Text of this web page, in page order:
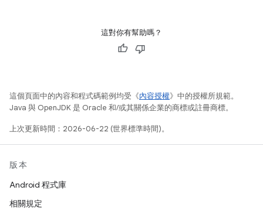
這對你有幫助嗎？
這個頁面中的內容和程式碼範例均受《內容授權》中的授權所規範。
Java 與 OpenJDK 是 Oracle 和/或其關係企業的商標或註冊商標。
上次更新時間：2026-06-22 (世界標準時間)。
版本
Android 程式庫
相關規定